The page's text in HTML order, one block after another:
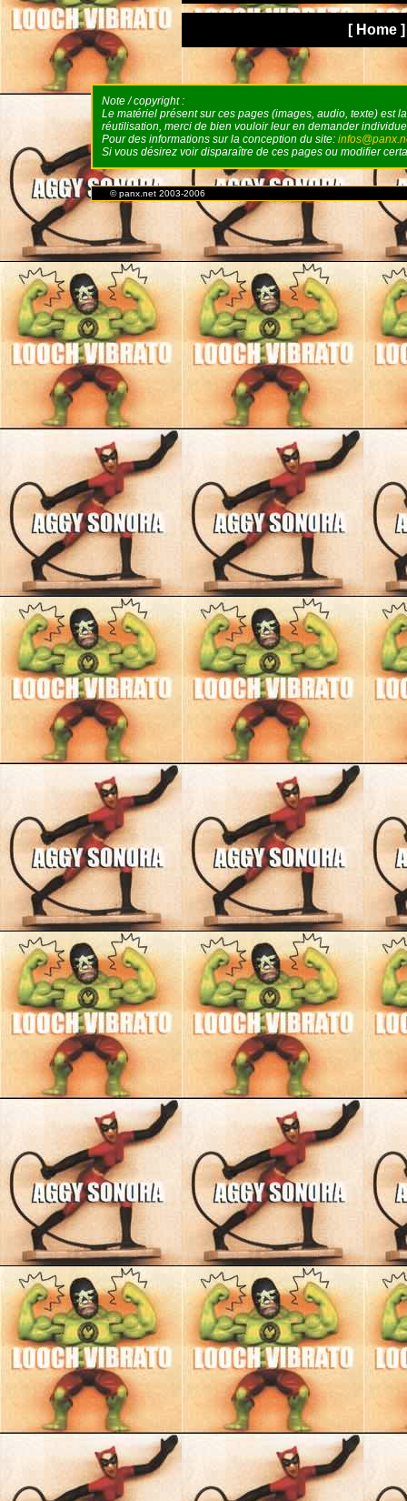
[ Home
Note / copyright :
Le matériel présent sur ces pages (images, audio, texte) est
réutilisation, merci de bien vouloir leur en demander
Pour des informations sur la conception du site:
Si vous désirez voir disparaître de ces pages ou modifier
© panx.net 2003-2006